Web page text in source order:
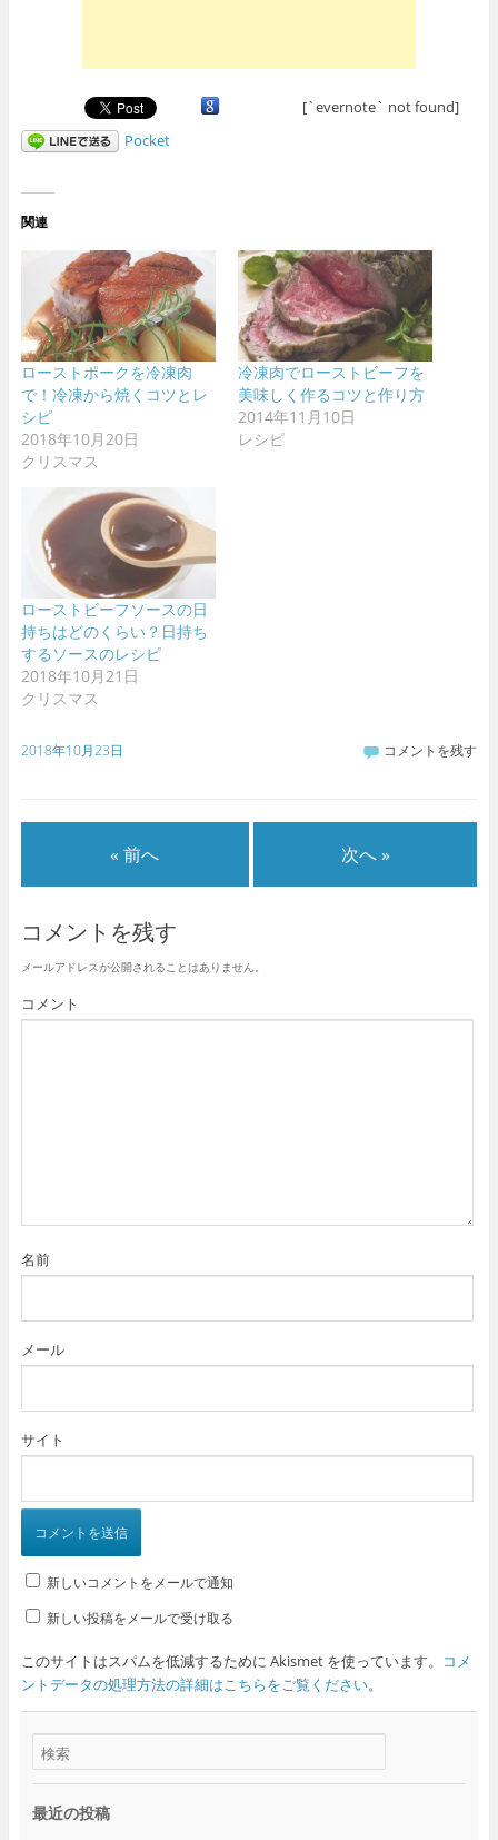
[`evernote` not found]
Pocket
関連
ローストポークを冷凍肉
で！冷凍から焼くコツとレ
シピ
2018年10月20日
クリスマス
冷凍肉でローストビーフを
美味しく作るコツと作り方
2014年11月10日
レシピ
ローストビーフソースの日
持ちはどのくらい？日持ち
するソースのレシピ
2018年10月21日
クリスマス
2018年10月23日 コメントを残す
« 前へ 次へ »
コメントを残す
メールアドレスが公開されることはありません。
コメント
名前
メール
サイト
新しいコメントをメールで通知
新しい投稿をメールで受け取る
このサイトはスパムを低減するために Akismet を使っています。
コメ
ントデータの処理方法の詳細はこちらをご覧ください。
最近の投稿